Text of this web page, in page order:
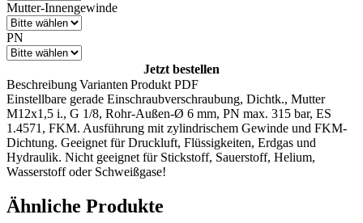
Mutter-Innengewinde
PN
Jetzt bestellen
BeschreibungVarianten Produkt PDF
Einstellbare gerade Einschraubverschraubung, Dichtk., Mutter
M12x1,5 i., G 1/8, Rohr-Außen-Ø 6 mm, PN max. 315 bar, ES
1.4571, FKM. Ausführung mit zylindrischem Gewinde und FKM-
Dichtung. Geeignet für Druckluft, Flüssigkeiten, Erdgas und
Hydraulik. Nicht geeignet für Stickstoff, Sauerstoff, Helium,
Wasserstoff oder Schweißgase!
Ähnliche Produkte